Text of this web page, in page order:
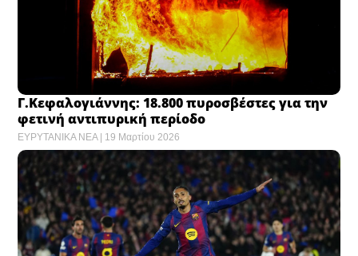
Γ.Κεφαλογιάννης: 18.800 πυροσβέστες για την
φετινή αντιπυρική περίοδο ​
ΕΥΡΥΤΑΝΙΚΑ ΝΕΑ 19 Μαρτίου 2026